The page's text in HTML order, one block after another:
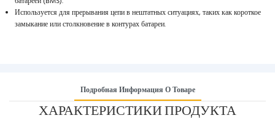
Используется для прерывания цепи в нештатных ситуациях, таких как короткое
замыкание или столкновение в контурах батареи.
Подробная Информация О Товаре
ХАРАКТЕРИСТИКИ ПРОДУКТА